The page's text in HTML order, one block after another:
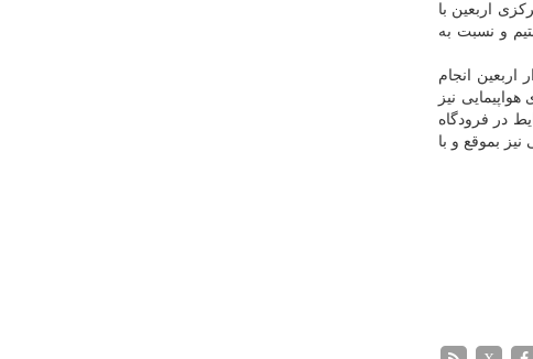
ستاد مركزی اربعین با
و نسبت به
انجام
نیز
در فرودگاه
بموقع و با